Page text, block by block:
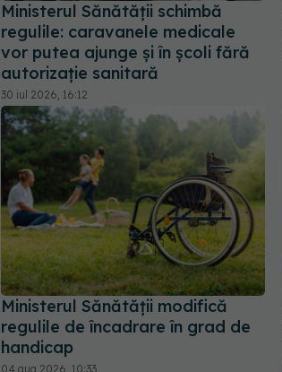
Ministerul Sănătății schimbă
regulile: caravanele medicale
vor putea ajunge și în școli fără
autorizație sanitară
30 iul 2026, 16:12
Ministerul Sănătății modifică
regulile de încadrare în grad de
handicap
04 aug 2026, 10:33